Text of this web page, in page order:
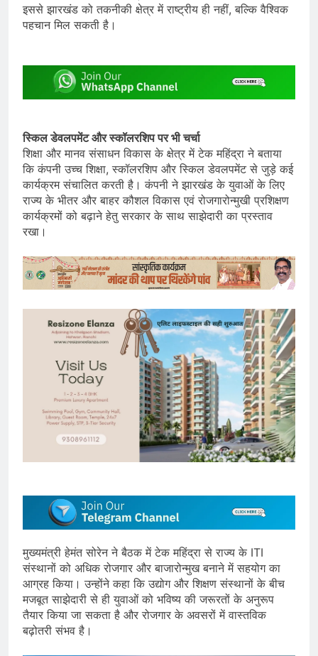
इससे झारखंड को तकनीकी क्षेत्र में राष्ट्रीय ही नहीं, बल्कि वैश्विक
पहचान मिल सकती है।
स्किल डेवलपमेंट और स्कॉलरशिप पर भी चर्चा
शिक्षा और मानव संसाधन विकास के क्षेत्र में टेक महिंद्रा ने बताया
कि कंपनी उच्च शिक्षा, स्कॉलरशिप और स्किल डेवलपमेंट से जुड़े कई
कार्यक्रम संचालित करती है। कंपनी ने झारखंड के युवाओं के लिए
राज्य के भीतर और बाहर कौशल विकास एवं रोजगारोन्मुखी प्रशिक्षण
कार्यक्रमों को बढ़ाने हेतु सरकार के साथ साझेदारी का प्रस्ताव
रखा।
मुख्यमंत्री हेमंत सोरेन ने बैठक में टेक महिंद्रा से राज्य के ITI
संस्थानों को अधिक रोजगार और बाजारोन्मुख बनाने में सहयोग का
आग्रह किया। उन्होंने कहा कि उद्योग और शिक्षण संस्थानों के बीच
मजबूत साझेदारी से ही युवाओं को भविष्य की जरूरतों के अनुरूप
तैयार किया जा सकता है और रोजगार के अवसरों में वास्तविक
बढ़ोतरी संभव है।